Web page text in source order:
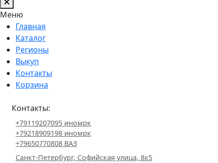
Меню
Главная
Каталог
Регионы
Выкуп
Контакты
Корзина
Контакты:
+79119207095 иномрк
+79218909198 иномрк
+79650770808 ВАЗ
Санкт-Петербург, Софийская улица, 8к5